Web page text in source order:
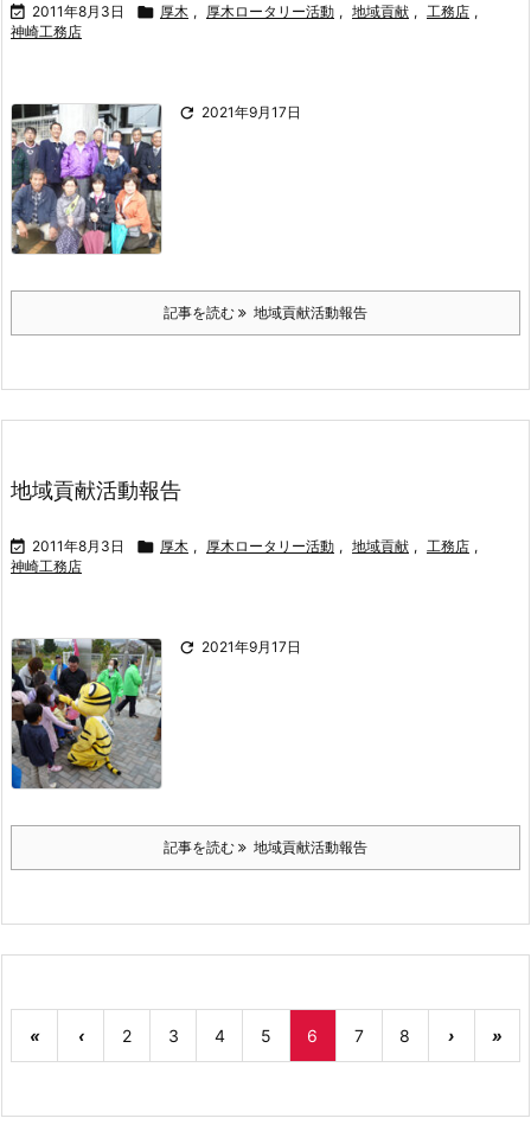
 2011年8月3日  厚木 , 厚木ロータリー活動 , 地域貢献 , 工務店 ,
神崎工務店
 2021年9月17日
記事を読む 地域貢献活動報告
地域貢献活動報告
 2011年8月3日  厚木 , 厚木ロータリー活動 , 地域貢献 , 工務店 ,
神崎工務店
 2021年9月17日
記事を読む 地域貢献活動報告
« ‹ 2 3 4 5 6 7 8 › »